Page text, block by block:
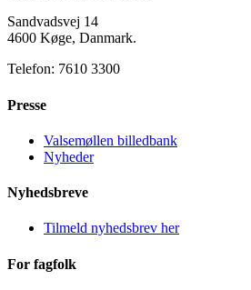
Sandvadsvej 14
4600 Køge, Danmark.
Telefon: 7610 3300
Presse
Valsemøllen billedbank
Nyheder
Nyhedsbreve
Tilmeld nyhedsbrev her
For fagfolk